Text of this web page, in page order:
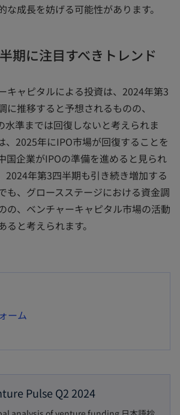
な成長を妨げる可能性があります。
期に注目すべきトレンド
キャピタルによる投資は、2024年第3
に推移すると予想されるものの、
水準までは回復しないと考えられま
、2025年にIPO市場が回復することを
国企業がIPOの準備を進めると見られ
2024年第3四半期も引き続き増加する
も、グロースステージにおける資金調
の、ベンチャーキャピタル市場の活動
と考えられます。
ーム
Pulse Q2 2024